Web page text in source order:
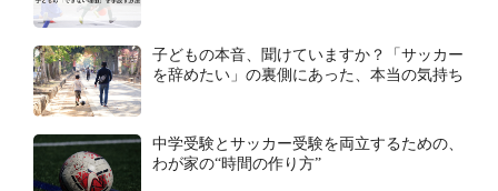
子どもの本音、聞けていますか？「サッカー
を辞めたい」の裏側にあった、本当の気持ち
中学受験とサッカー受験を両立するための、
わが家の“時間の作り方”